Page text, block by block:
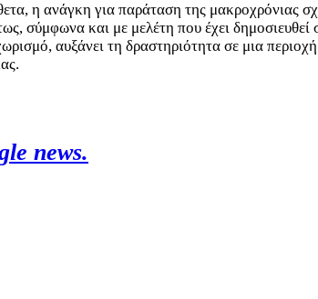
η ανάγκη για παράταση της μακροχρόνιας
σύμφωνα και με μελέτη που έχει
αυξάνει τη δραστηριότητα σε μια
news.